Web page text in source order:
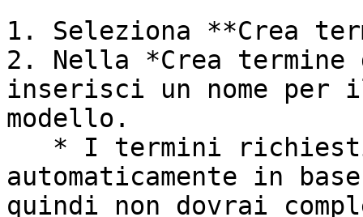
1. Seleziona **Crea
2. Nella *Crea termine
inserisci un nome per
modello.
automaticamente in
quindi non dovrai